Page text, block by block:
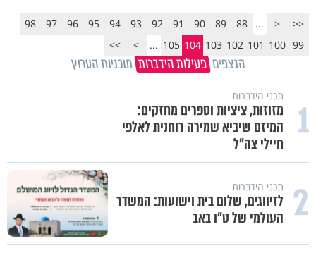
<<
<
...
88
89
90
91
92
93
94
95
96
97
98
99
100
101
102
103
104
105
...
>
>>
הנצפים פעילות הידברות תוכניות הערוץ
1 תכני הידברות
מזוזות, ציציות וספרים מחזקים:
המיזם שיביא שמירה רוחנית לאלפי
חיילי צה"ל
2 תכני הידברות
לזיווגים, שלום בית וישועות: המשדר
העולמי של ט"ו באב